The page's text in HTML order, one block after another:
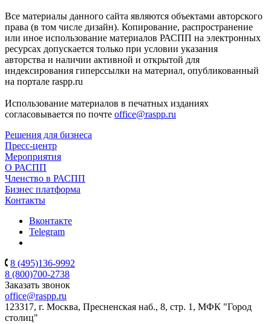
Все материалы данного сайта являются объектами авторского
права (в том числе дизайн). Копирование, распространение
или иное использование материалов РАСПП на электронных
ресурсах допускается только при условии указания
авторства и наличии активной и открытой для
индексирования гиперссылки на материал, опубликованный
на портале raspp.ru
Использование материалов в печатных изданиях
согласовывается по почте office@raspp.ru
Решения для бизнеса
Пресс-центр
Мероприятия
О РАСПП
Членство в РАСПП
Бизнес платформа
Контакты
Вконтакте
Telegram
8 (495)136-9992
8 (800)700-2738
Заказать звонок
office@raspp.ru
123317, г. Москва, Пресненская наб., 8, стр. 1, МФК "Город
столиц"